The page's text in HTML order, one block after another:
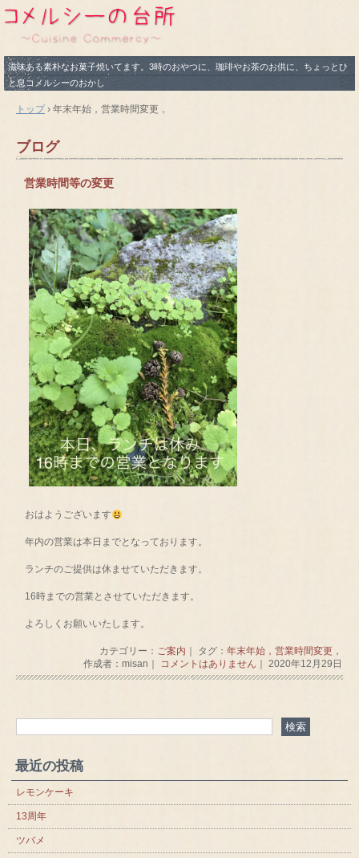
滋味ある素朴なお菓子焼いてます。3時のおやつに、珈琲やお茶のお供に、ちょっとひ
と息コメルシーのおかし
トップ› 年末年始，営業時間変更，
ブログ
営業時間等の変更
おはようございます
年内の営業は本日までとなっております。
ランチのご提供は休ませていただきます。
16時までの営業とさせていただきます。
よろしくお願いいたします。
カテゴリー： ご案内 ｜ タグ： 年末年始，営業時間変更，
作成者：misan｜ コメントはありません ｜ 2020年12月29日
最近の投稿
レモンケーキ
13周年
ツバメ